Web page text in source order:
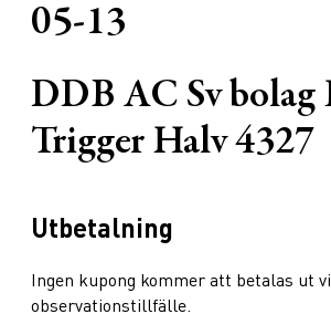
05-13
DDB AC Sv bolag
Trigger Halv 4327
Utbetalning
Ingen kupong kommer att betalas ut
observationstillfälle.